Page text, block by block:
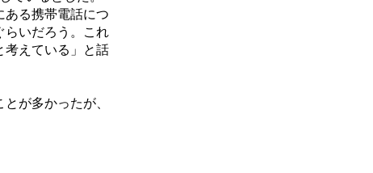
ある携帯電話につ
らいだろう。これ
考えている」と話
が多かったが、